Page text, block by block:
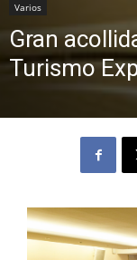
Varios
Gran
Turismo